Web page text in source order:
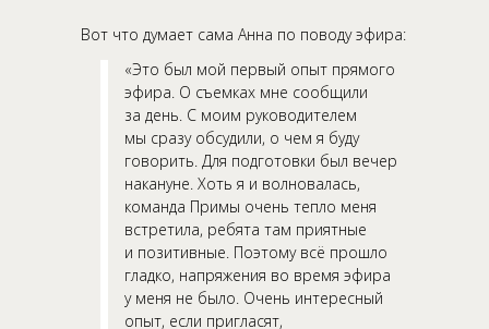
«‎Это был мой первый опыт прямого
эфира. О съемках мне сообщили
за день. С моим руководителем
мы сразу обсудили, о чем я буду
говорить. Для подготовки был вечер
накануне. Хоть я и волновалась,
команда Примы очень тепло меня
встретила, ребята там приятные
и позитивные. Поэтому всё прошло
гладко, напряжения во время эфира
у меня не было. Очень интересный
опыт, если пригласят,
Вот что думает сама Анна по поводу эфира: